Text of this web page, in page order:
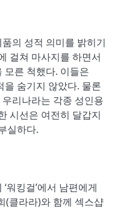
의 성적 의미를 밝히기
걸쳐 마사지를 하면서
모른 척했다. 이들은
숨기지 않았다. 물론
리나라는 각종 성인용
시선은 여전히 달갑지
실하다.
워킹걸’에서 남편에게
(클라라)와 함께 섹스샵